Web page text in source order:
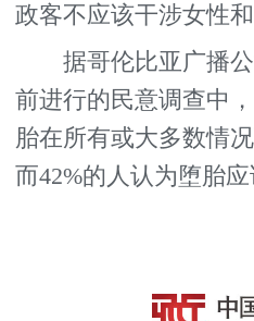
政客不应该干涉女性
据哥伦比亚广播公
前进行的民意调查中
胎在所有或大多数情
而42%的人认为堕胎应